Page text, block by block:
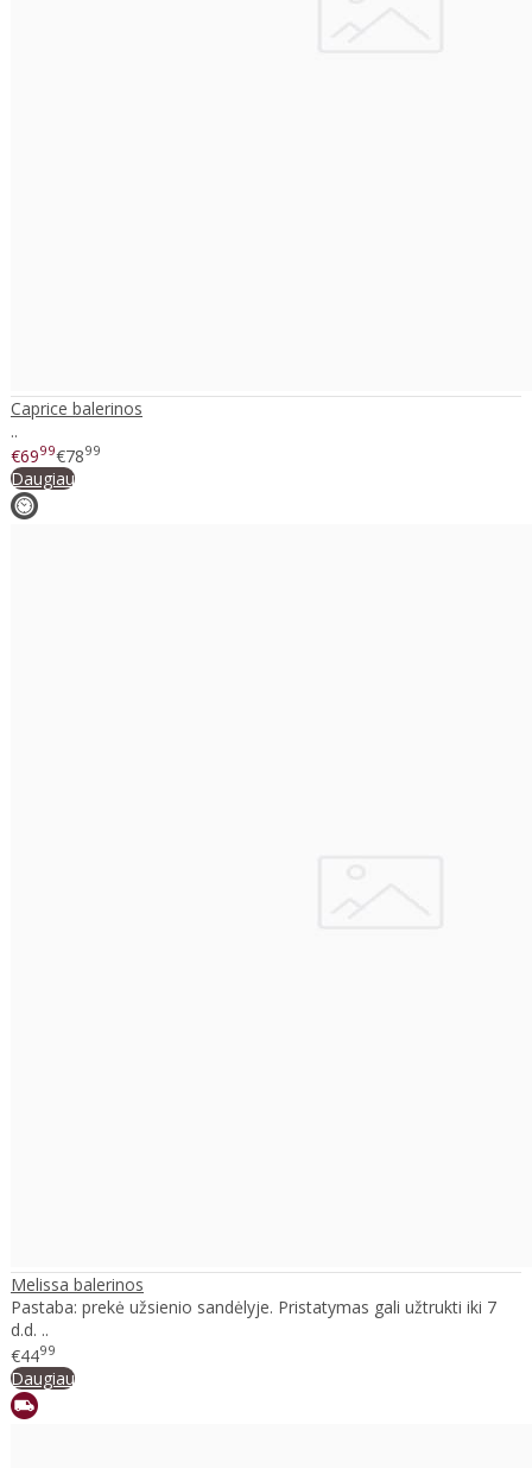
Caprice balerinos
..
€6999€7899
Daugiau
Melissa balerinos
Pastaba: prekė užsienio sandėlyje. Pristatymas gali užtrukti iki 7
d.d. ..
€4499
Daugiau